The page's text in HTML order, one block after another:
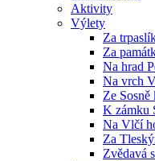
Aktivity
Výlety
Za
Za
Na hrad
Na vrch
Ze
K zámku
Na Vlčí
Za
Zvědavá